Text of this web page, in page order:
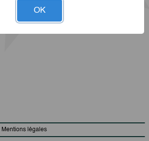
Mentions légales
OK